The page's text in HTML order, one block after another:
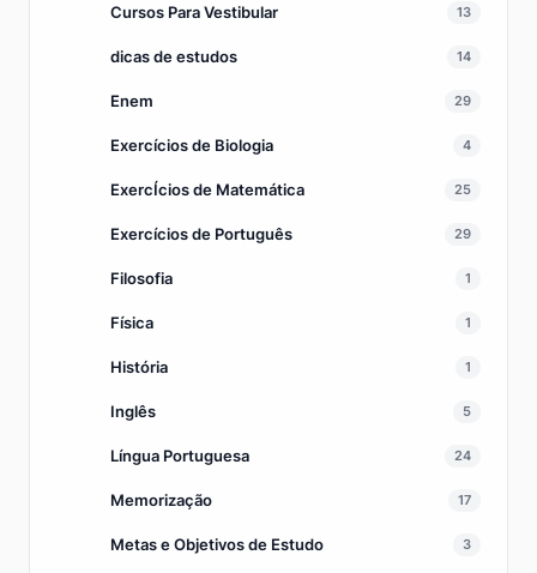
Cursos Para Vestibular 13
dicas de estudos 14
Enem 29
Exercícios de Biologia 4
ExercÍcios de Matemática 25
Exercícios de Português 29
Filosofia 1
Física 1
História 1
Inglês 5
Língua Portuguesa 24
Memorização 17
Metas e Objetivos de Estudo 3